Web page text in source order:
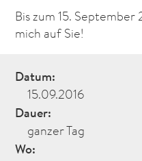
Bis zum 15. September
mich auf Sie!
Datum:
15.09.2016
Dauer:
ganzer Tag
Wo: